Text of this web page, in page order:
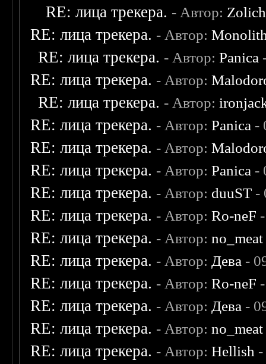
RE: лица трекера. - Автор: Zolich
RE: лица трекера. - Автор:
RE: лица трекера. - Автор:Panica
RE: лица трекера. - Автор:
RE: лица трекера. - Автор:
RE: лица трекера. - Автор:Panica -
RE: лица трекера. - Автор:
RE: лица трекера. - Автор:Panica -
RE: лица трекера. - Автор: duuST -
RE: лица трекера. - Автор:Ro-neF
RE: лица трекера. - Автор:no_meat
RE: лица трекера. - Автор: Дева -
RE: лица трекера. - Автор:Ro-neF
RE: лица трекера. - Автор: Дева -
RE: лица трекера. - Автор:no_meat
RE: лица трекера. - Автор:Hellish